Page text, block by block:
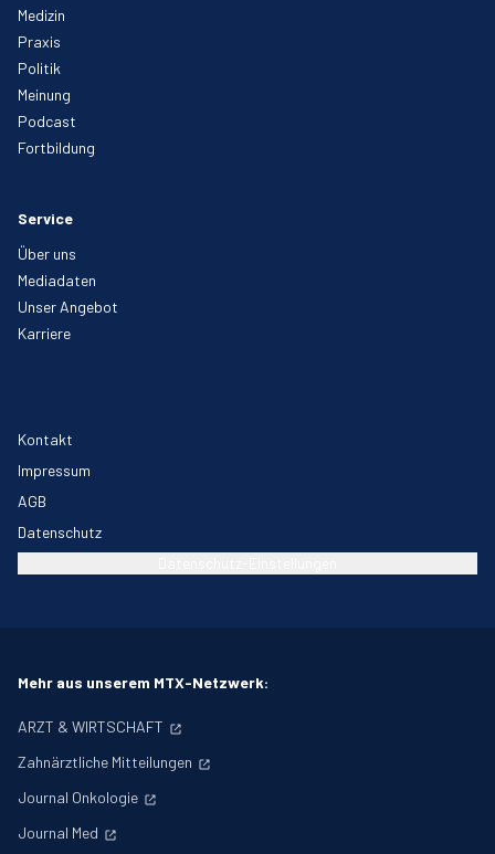
Medizin
Praxis
Politik
Meinung
Podcast
Fortbildung
Service
Über uns
Mediadaten
Unser Angebot
Karriere
Kontakt
Impressum
AGB
Datenschutz
Mehr aus unserem MTX-Netzwerk:
ARZT & WIRTSCHAFT
Zahnärztliche Mitteilungen
Journal Onkologie
Journal Med